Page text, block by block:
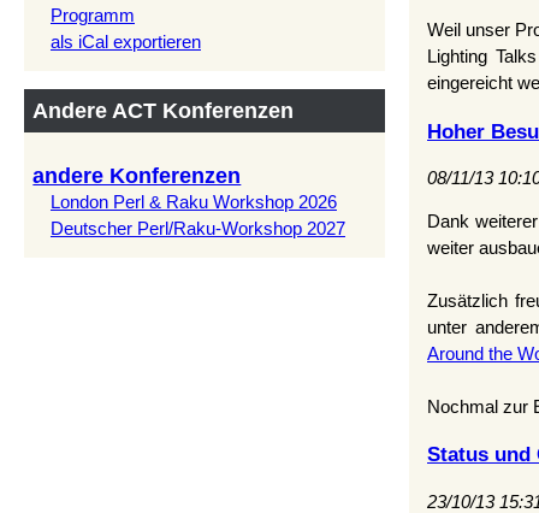
Programm
als iCal exportieren
Andere ACT Konferenzen
andere Konferenzen
London Perl & Raku Workshop 2026
Deutscher Perl/Raku-Workshop 2027
Weil unser
Lighting
eingereicht
Hoher
08/11/13
Dank
weiter
Zusätzlich
unter
Around the
Nochmal zur
Status und
23/10/13